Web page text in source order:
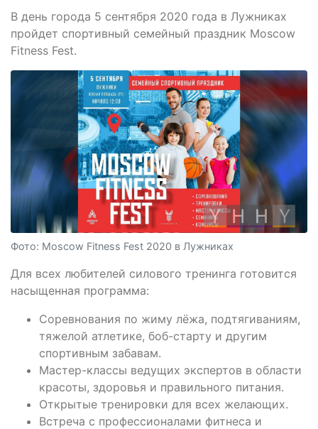
В день города 5 сентября 2020 года в Лужниках
пройдет спортивный семейный праздник Moscow
Fitness Fest.
Фото: Moscow Fitness Fest 2020 в Лужниках
Для всех любителей силового тренинга готовится
насыщенная программа:
Соревнования по жиму лёжа, подтягиваниям,
тяжелой атлетике, боб-старту и другим
спортивным забавам.
Мастер-классы ведущих экспертов в области
красоты, здоровья и правильного питания.
Открытые тренировки для всех желающих.
Встреча с профессионалами фитнеса и